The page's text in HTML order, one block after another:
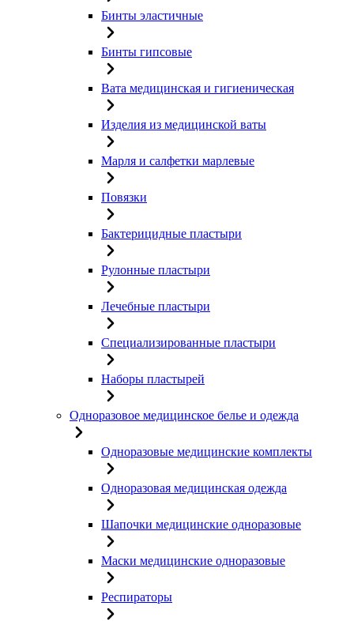
Бинты эластичные
Бинты гипсовые
Вата медицинская и гигиеническая
Изделия из медицинской ваты
Марля и салфетки марлевые
Повязки
Бактерицидные пластыри
Рулонные пластыри
Лечебные пластыри
Специализированные пластыри
Наборы пластырей
Одноразовое медицинское белье и одежда
Одноразовые медицинские комплекты
Одноразовая медицинская одежда
Шапочки медицинские одноразовые
Маски медицинские одноразовые
Респираторы